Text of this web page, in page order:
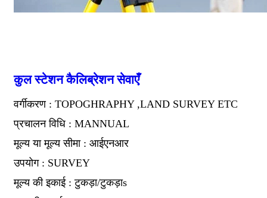
कुल स्टेशन कैलिब्रेशन सेवाएँ
वर्गीकरण : TOPOGHRAPHY ,LAND SURVEY ETC
प्रचालन विधि : MANNUAL
मूल्य या मूल्य सीमा : आईएनआर
उपयोग : SURVEY
मूल्य की इकाई : टुकड़ा/टुकड़ाs